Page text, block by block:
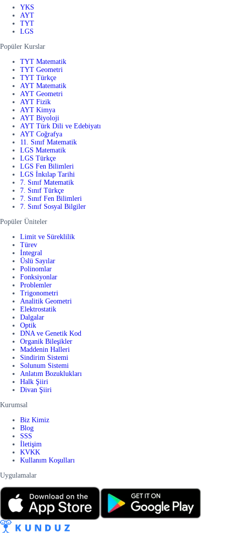
YKS
AYT
TYT
LGS
Popüler Kurslar
TYT Matematik
TYT Geometri
TYT Türkçe
AYT Matematik
AYT Geometri
AYT Fizik
AYT Kimya
AYT Biyoloji
AYT Türk Dili ve Edebiyatı
AYT Coğrafya
11. Sınıf Matematik
LGS Matematik
LGS Türkçe
LGS Fen Bilimleri
LGS İnkılap Tarihi
7. Sınıf Matematik
7. Sınıf Türkçe
7. Sınıf Fen Bilimleri
7. Sınıf Sosyal Bilgiler
Popüler Üniteler
Limit ve Süreklilik
Türev
İntegral
Üslü Sayılar
Polinomlar
Fonksiyonlar
Problemler
Trigonometri
Analitik Geometri
Elektrostatik
Dalgalar
Optik
DNA ve Genetik Kod
Organik Bileşikler
Maddenin Halleri
Sindirim Sistemi
Solunum Sistemi
Anlatım Bozuklukları
Halk Şiiri
Divan Şiiri
Kurumsal
Biz Kimiz
Blog
SSS
İletişim
KVKK
Kullanım Koşulları
Uygulamalar